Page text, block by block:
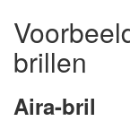
brillen
Aira-bril